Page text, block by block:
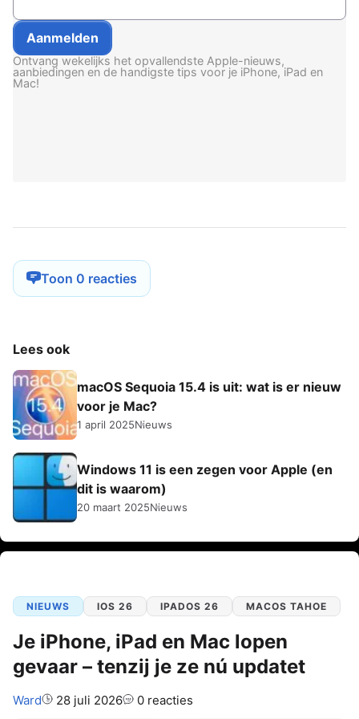
Ontvang wekelijks het opvallendste Apple-nieuws,
aanbiedingen en de handigste tips voor je iPhone, iPad en
Mac!
Toon 0 reacties
Lees ook
macOS Sequoia 15.4 is uit: wat is er nieuw
voor je Mac?
1 april 2025Nieuws
Windows 11 is een zegen voor Apple (en
dit is waarom)
20 maart 2025Nieuws
NIEUWS IOS 26 IPADOS 26 MACOS TAHOE
Je iPhone, iPad en Mac lopen
gevaar – tenzij je ze nú updatet
Auteur:
Ward 28 juli 2026 0 reacties